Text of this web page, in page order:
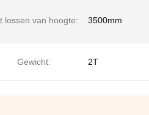
lossen van hoogte: 3500mm
Gewicht: 2T